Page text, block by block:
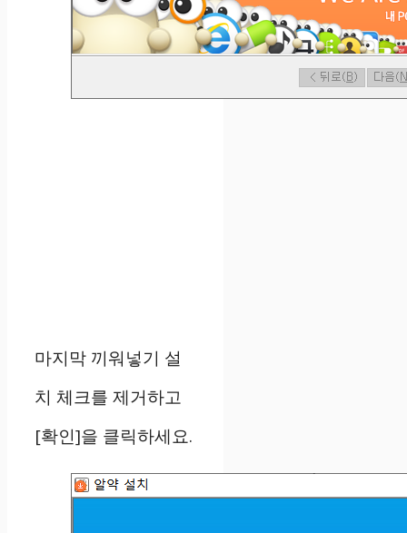
마지막 끼워넣기 설
치 체크를 제거하고
[확인]을 클릭하세요.